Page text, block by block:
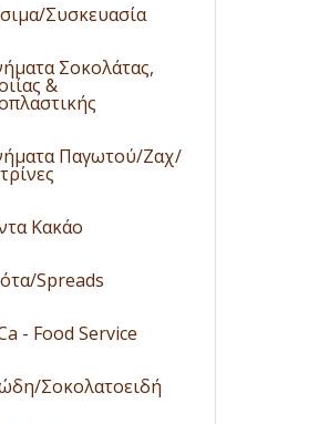
Συσκευασία
Σοκολάτας,
&
Παγωτού/Ζαχ/
Κακάο
Spreads
- Food Service
Σοκολατοειδή